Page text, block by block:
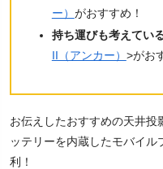
ー） がおすすめ！
持ち運びも考えてい
II（アンカー） >がお
お伝えしたおすすめの天井
ッテリーを内蔵したモバイ
利！